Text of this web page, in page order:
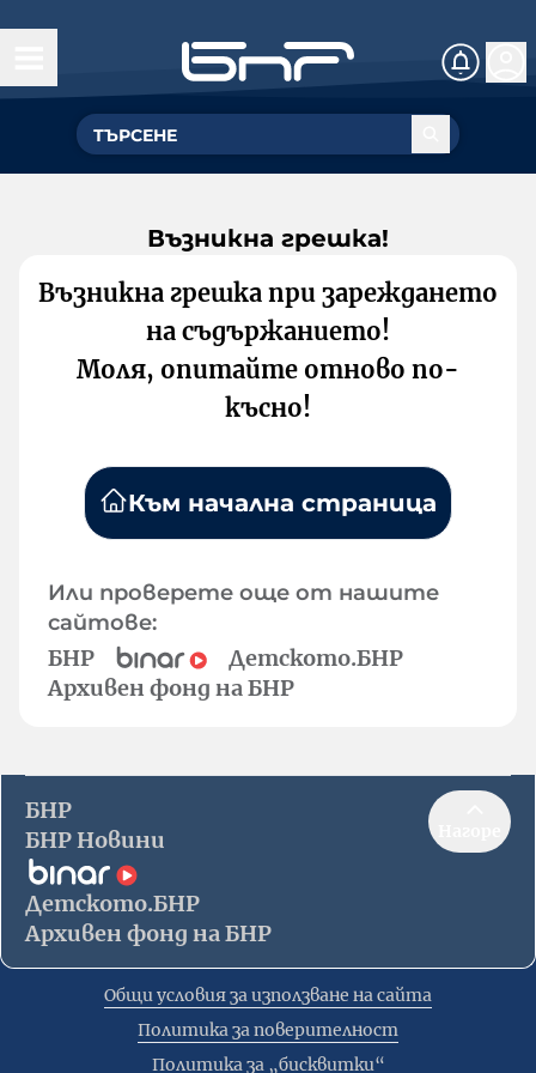
Възникна грешка!
Възникна грешка при зареждането
на съдържанието!
Моля, опитайте отново по-
късно!
Към начална страница
Или проверете още от нашите
сайтове:
БНР
Детското.БНР
Архивен фонд на БНР
БНР
БНР Новини
Детското.БНР
Архивен фонд на БНР
Общи условия за използване на сайта
Политика за поверителност
Политика за „бисквитки“